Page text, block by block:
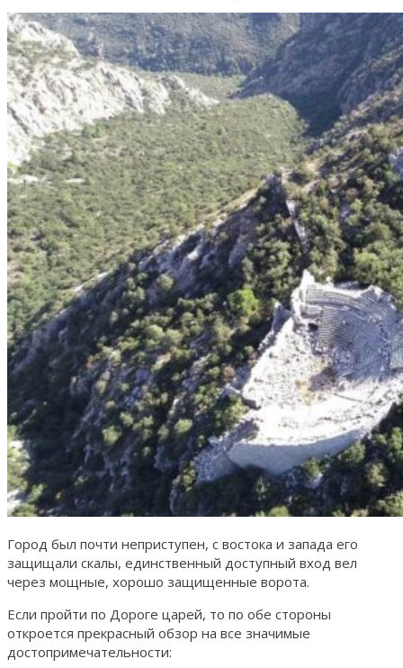
Город был почти неприступен, с востока и запада его
защищали скалы, единственный доступный вход вел
через мощные, хорошо защищенные ворота.
Если пройти по Дороге царей, то по обе стороны
откроется прекрасный обзор на все значимые
достопримечательности: